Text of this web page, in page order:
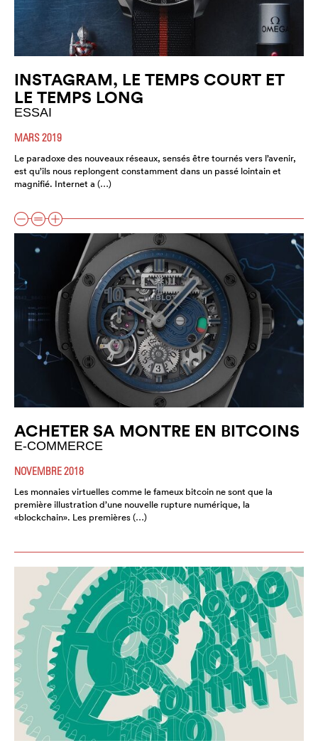
INSTAGRAM, LE TEMPS COURT ET
LE TEMPS LONG
ESSAI
MARS 2019
Le paradoxe des nouveaux réseaux, sensés être tournés vers l’avenir,
est qu’ils nous replongent constamment dans un passé lointain et
magnifié. Internet a (…)
ACHETER SA MONTRE EN BITCOINS
E-COMMERCE
NOVEMBRE 2018
Les monnaies virtuelles comme le fameux bitcoin ne sont que la
première illustration d’une nouvelle rupture numérique, la
«blockchain». Les premières (…)